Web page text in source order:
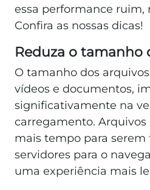
essa performance ruim,
Confira as nossas dicas!
Reduza o tamanho
O tamanho dos
vídeos e documentos,
significativamente na
carregamento. Arquivos
mais tempo para serem
servidores para o
uma experiência mais